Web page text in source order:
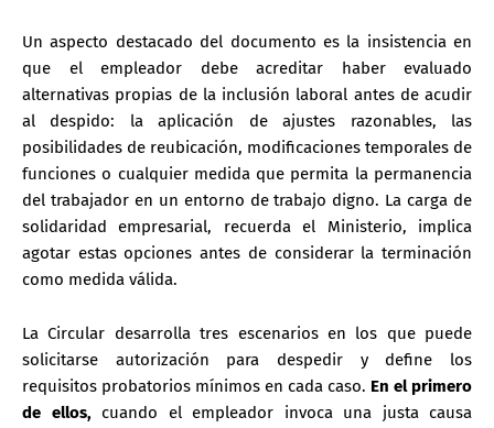
Un aspecto destacado del documento es la insistencia en
que el empleador debe acreditar haber evaluado
alternativas propias de la inclusión laboral antes de acudir
al despido: la aplicación de ajustes razonables, las
posibilidades de reubicación, modificaciones temporales de
funciones o cualquier medida que permita la permanencia
del trabajador en un entorno de trabajo digno. La carga de
solidaridad empresarial, recuerda el Ministerio, implica
agotar estas opciones antes de considerar la terminación
como medida válida.
La Circular desarrolla tres escenarios en los que puede
solicitarse autorización para despedir y define los
requisitos probatorios mínimos en cada caso. En el primero
de ellos,cuando el empleador invoca una justa causa